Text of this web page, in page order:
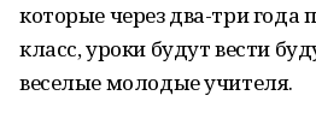
которые через два-три года
класс, уроки будут вести
веселые молодые учителя.